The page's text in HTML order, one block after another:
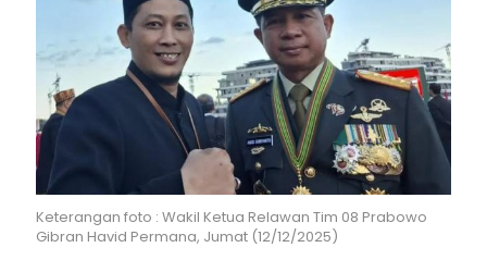
Keterangan foto : Wakil Ketua Relawan Tim 08 Prabowo
Gibran Havid Permana, Jumat (12/12/2025)